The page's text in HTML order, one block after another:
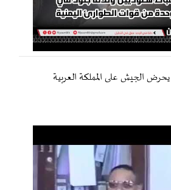
الجيش على المملكة العربية